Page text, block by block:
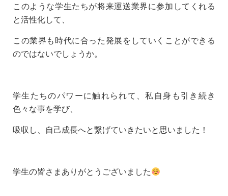
このような学生たちが将来運送業界に参加してくれる
と活性化して、
この業界も時代に合った発展をしていくことができる
のではないでしょうか。
学生たちのパワーに触れられて、私自身も引き続き
色々な事を学び、
吸収し、自己成長へと繋げていきたいと思いました！
学生の皆さまありがとうございました